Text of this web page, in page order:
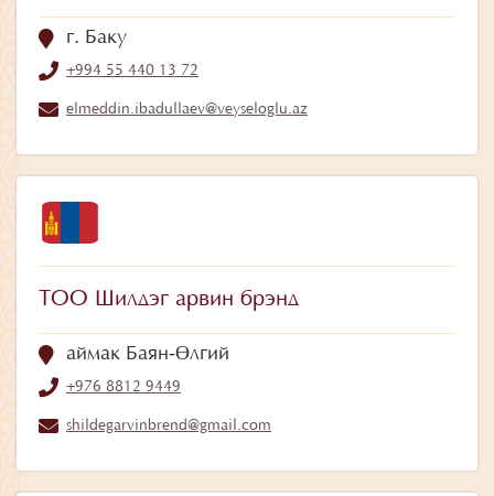
г. Баку
+994 55 440 13 72
elmeddin.ibadullaev@veyseloglu.az
ТОО Шилдэг арвин брэнд
аймак Баян‑Өлгий
+976 8812 9449
shildegarvinbrend@gmail.com